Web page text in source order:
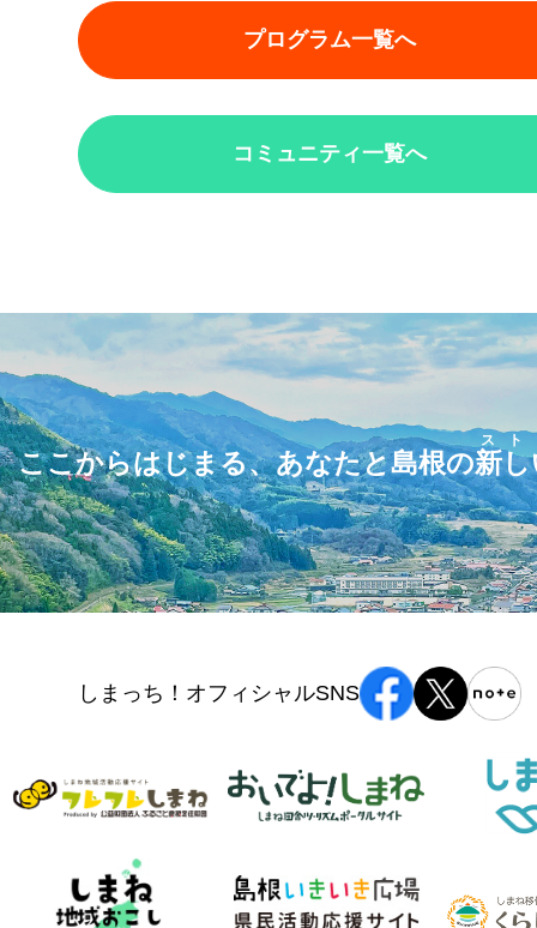
プログラム一覧へ
コミュニティ一覧へ
ここからはじまる、あなたと島根の新し
スト
しまっち！オフィシャルSNS